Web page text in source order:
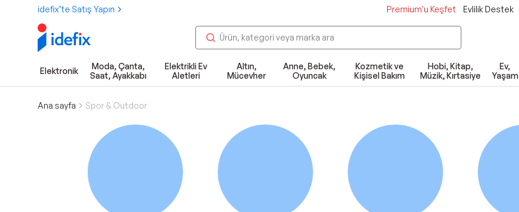
idefix’te Satış Yapın Premium'u Keşfet Evlilik Destek
Elektronik
Moda, Çanta,
Saat, Ayakkabı
Elektrikli Ev
Aletleri
Altın,
Mücevher
Anne, Bebek,
Oyuncak
Kozmetik ve
Kişisel Bakım
Hobi, Kitap,
Müzik, Kırtasiye
Ev,
Yaşam
Ana sayfa Spor & Outdoor